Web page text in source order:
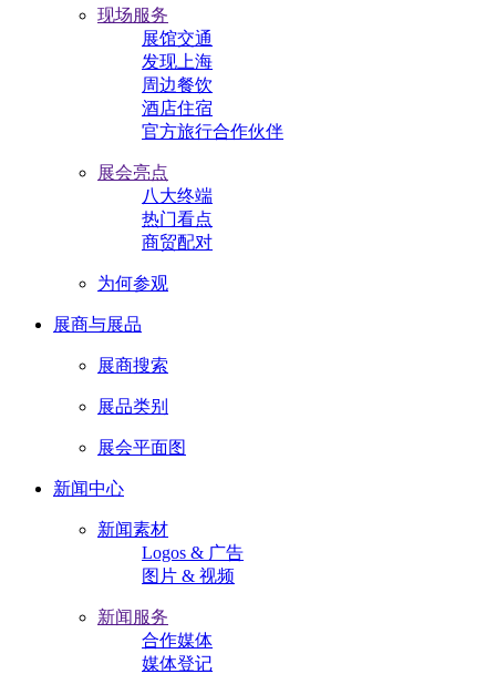
现场服务
展馆交通
发现上海
周边餐饮
酒店住宿
官方旅行合作伙伴
展会亮点
八大终端
热门看点
商贸配对
为何参观
展商与展品
展商搜索
展品类别
展会平面图
新闻中心
新闻素材
Logos & 广告
图片 & 视频
新闻服务
合作媒体
媒体登记